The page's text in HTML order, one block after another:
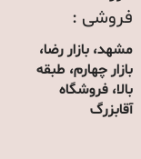
فروشی :
مشهد، بازار رضا،
بازار چهارم، طبقه
بالا، فروشگاه
آقابزرگ